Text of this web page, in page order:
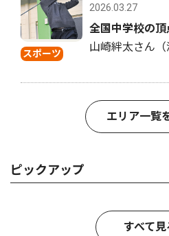
スポーツ
2026.03.27
全国中学校の頂
山崎絆太さん（
エリア一覧
ピックアップ
すべて見